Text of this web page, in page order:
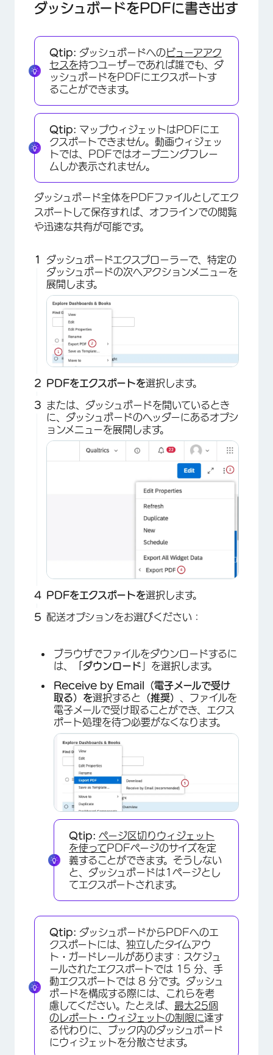
ダッシュボードをPDFに書き出す
Qtip: ダッシュボードへのビューアアク
セスを持つユーザーであれば誰でも、ダ
ッシュボードをPDFにエクスポートす
ることができます。
Qtip: マップウィジェットはPDFにエ
クスポートできません。動画ウィジェッ
トでは、PDFではオープニングフレー
ムしか表示されません。
ダッシュボード全体をPDFファイルとしてエク
スポートして保存すれば、オフラインでの閲覧
や迅速な共有が可能です。
ダッシュボードエクスプローラーで、特定の
ダッシュボードの次へアクションメニューを
展開します。
×
PDFをエクスポートを選択します。
または、ダッシュボードを開いているとき
に、ダッシュボードのヘッダーにあるオプシ
ョンメニューを展開します。
×
PDFをエクスポートを選択します。
配送オプションをお選びください：
ブラウザでファイルをダウンロードするに
は、
「ダウンロード 」を選択します。
Receive by Email（電子メールで受け
取る）を選択すると （推奨）
、ファイルを
電子メールで受け取ることができ、エクス
ポート処理を待つ必要がなくなります。
Qtip: ページ区切りウィジェット
を使ってPDFページのサイズを定
義することができます。そうしない
と、ダッシュボードは1ページとし
てエクスポートされます。
Qtip: ダッシュボードからPDFへのエ
クスポートには、独立したタイムアウ
ト・ガードレールがあります：スケジュ
ールされたエクスポートでは 15 分、手
動エクスポートでは 8 分です。ダッシュ
ボードを構成する際には、これらを考
慮してください。たとえば、 最大25個
のレポート・ウィジェットの制限に達す
る代わりに、ブック内のダッシュボード
にウィジェットを分散させます。